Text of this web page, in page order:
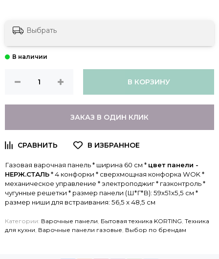
Выбрать
В КОРЗИНУ
ЗАКАЗ В ОДИН КЛИК
Газовая варочная панель * ширина 60 см * цвет панели -
НЕРЖ.СТАЛЬ* 4 конфорки * сверхмощная конфорка WOK *
механическое управление * электроподжиг * газконтроль *
чугунные решетки * размер панели (Ш*Г*В): 59х51х5,5 см *
размер ниши для встраивания: 56,5 x 48,5 см
Категории: Варочные панели, Бытовая техника KORTING, Техника
для кухни, Варочные панели газовые, Выбор по брендам